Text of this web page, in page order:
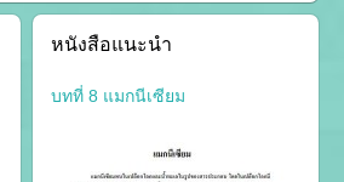
หนังสือแนะนำ
บทที่ 8 แมกนีเซียม